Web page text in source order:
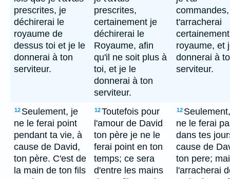
prescrites, je
déchirerai le
royaume de
dessus toi et je le
donnerai à ton
serviteur.
prescrites,
certainement je
déchirerai le
Royaume, afin
qu'il ne soit plus à
toi, et je le
donnerai à ton
serviteur.
t'arracherai
royaume, et
donnerai à
serviteur.
12 Seulement, je
ne le ferai point
pendant ta vie, à
cause de David,
ton père. C'est de
la main de ton fils
12Toutefois pour
l'amour de David
ton père je ne le
ferai point en ton
temps; ce sera
d'entre les mains
12
ne le ferai
dans tes
cause de
ton pere;
l'arracherai